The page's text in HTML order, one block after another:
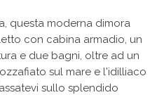
questa moderna dimora
con cabina armadio, un
e due bagni, oltre ad un
sul mare e l'idilliaco
sullo splendido